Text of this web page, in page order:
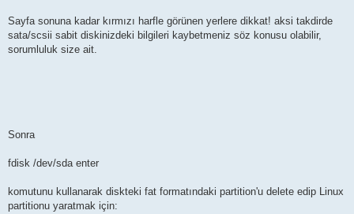
Sayfa sonuna kadar kırmızı harfle görünen yerlere dikkat! aksi takdirde
sata/scsii sabit diskinizdeki bilgileri kaybetmeniz söz konusu olabilir,
sorumluluk size ait.
Sonra
fdisk /dev/sda enter
komutunu kullanarak diskteki fat formatındaki partition'u delete edip Linux
partitionu yaratmak için: